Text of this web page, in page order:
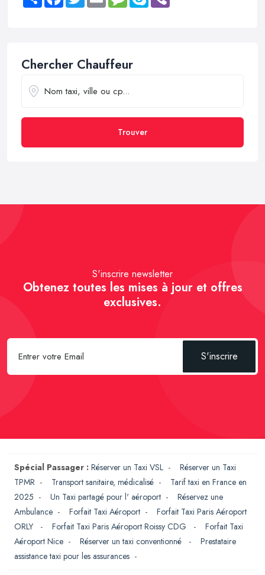
Chercher Chauffeur
Trouver
S'inscrire newsletter
Obtenez toutes les mises à jour et offres
exclusives.
S'inscrire
Spécial Passager : Réserver un Taxi VSL - Réserver un Taxi
TPMR - Transport sanitaire, médicalisé - Tarif taxi en France en
2025 - Un Taxi partagé pour l' aéroport - Réservez une
Ambulance - Forfait Taxi Aéroport - Forfait Taxi Paris Aéroport
ORLY
- Forfait Taxi Paris Aéroport Roissy CDG - Forfait Taxi
Aéroport Nice - Réserver un taxi conventionné - Prestataire
assistance taxi pour les assurances -